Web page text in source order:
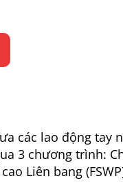
các lao động tay
3 chương trình:
Liên bang